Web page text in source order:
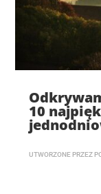
10
UTWORZONE PRZEZ